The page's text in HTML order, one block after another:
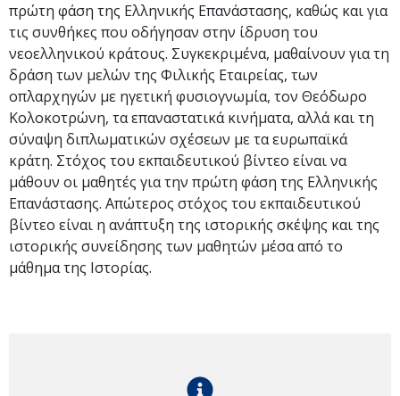
πρώτη φάση της Ελληνικής Επανάστασης, καθώς και για
τις συνθήκες που οδήγησαν στην ίδρυση του
νεοελληνικού κράτους. Συγκεκριμένα, μαθαίνουν για τη
δράση των μελών της Φιλικής Εταιρείας, των
οπλαρχηγών με ηγετική φυσιογνωμία, τον Θεόδωρο
Κολοκοτρώνη, τα επαναστατικά κινήματα, αλλά και τη
σύναψη διπλωματικών σχέσεων με τα ευρωπαϊκά
κράτη. Στόχος του εκπαιδευτικού βίντεο είναι να
μάθουν οι μαθητές για την πρώτη φάση της Ελληνικής
Επανάστασης. Απώτερος στόχος του εκπαιδευτικού
βίντεο είναι η ανάπτυξη της ιστορικής σκέψης και της
ιστορικής συνείδησης των μαθητών μέσα από το
μάθημα της Ιστορίας.